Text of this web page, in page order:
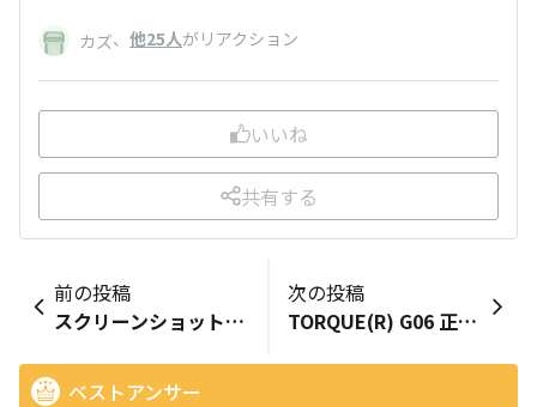
カズ、 他25人がリアクション
いいね
共有する
前の投稿
スクリーンショットの音
次の投稿
TORQUE(R) G06 正面スクリーン
ベストアンサー